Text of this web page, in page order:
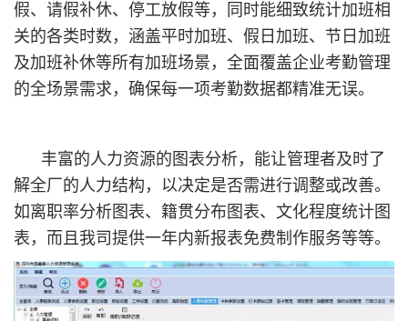
假、请假补休、停工放假等，同时能细致统计加班相
关的各类时数，涵盖平时加班、假日加班、节日加班
及加班补休等所有加班场景，全面覆盖企业考勤管理
的全场景需求，确保每一项考勤数据都精准无误。
丰富的人力资源的图表分析，能让管理者及时了
解全厂的人力结构，以决定是否需进行调整或改善。
如离职率分析图表、籍贯分布图表、文化程度统计图
表，而且我司提供一年内新报表免费制作服务等等。